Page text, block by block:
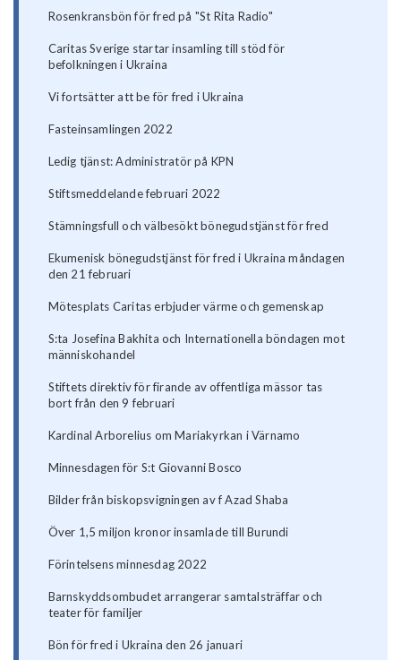
Rosenkransbön för fred på "St Rita Radio"
Caritas Sverige startar insamling till stöd för
befolkningen i Ukraina
Vi fortsätter att be för fred i Ukraina
Fasteinsamlingen 2022
Ledig tjänst: Administratör på KPN
Stiftsmeddelande februari 2022
Stämningsfull och välbesökt bönegudstjänst för fred
Ekumenisk bönegudstjänst för fred i Ukraina måndagen
den 21 februari
Mötesplats Caritas erbjuder värme och gemenskap
S:ta Josefina Bakhita och Internationella böndagen mot
människohandel
Stiftets direktiv för firande av offentliga mässor tas
bort från den 9 februari
Kardinal Arborelius om Mariakyrkan i Värnamo
Minnesdagen för S:t Giovanni Bosco
Bilder från biskopsvigningen av f Azad Shaba
Över 1,5 miljon kronor insamlade till Burundi
Förintelsens minnesdag 2022
Barnskyddsombudet arrangerar samtalsträffar och
teater för familjer
Bön för fred i Ukraina den 26 januari